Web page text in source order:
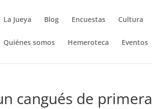
La Jueya Blog Encuestas Cultura
Quiénes somos Hemeroteca Eventos
cangués de primera